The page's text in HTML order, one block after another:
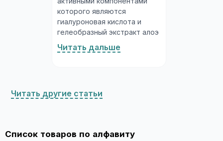
которого являются
гиалуроновая кислота и
гелеобразный экстракт алоэ
вера (сок листьев).
Гиалуроновая кислота — это
суставной жидкости и
количество воды,
Читать дальше
Читать другие статьи
Список товаров по алфавиту